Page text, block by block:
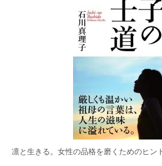
凛と生きる。女性の品格を磨くためのヒン